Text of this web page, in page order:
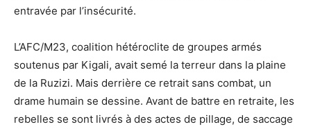
entravée par l’insécurité.
L’AFC/M23, coalition hétéroclite de groupes armés
soutenus par Kigali, avait semé la terreur dans la plaine
de la Ruzizi. Mais derrière ce retrait sans combat, un
drame humain se dessine. Avant de battre en retraite, les
rebelles se sont livrés à des actes de pillage, de saccage